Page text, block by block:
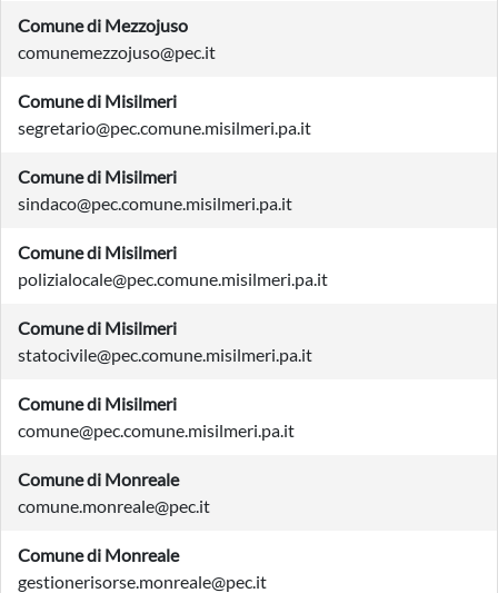
Comune di Mezzojuso
comunemezzojuso@pec.it
Comune di Misilmeri
segretario@pec.comune.misilmeri.pa.it
Comune di Misilmeri
sindaco@pec.comune.misilmeri.pa.it
Comune di Misilmeri
polizialocale@pec.comune.misilmeri.pa.it
Comune di Misilmeri
statocivile@pec.comune.misilmeri.pa.it
Comune di Misilmeri
comune@pec.comune.misilmeri.pa.it
Comune di Monreale
comune.monreale@pec.it
Comune di Monreale
gestionerisorse.monreale@pec.it